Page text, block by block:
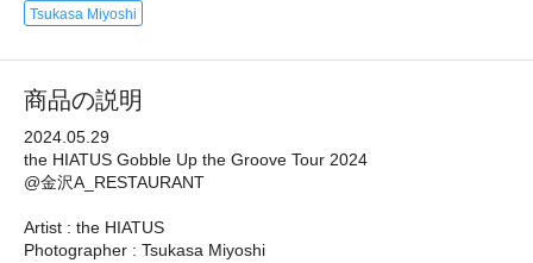
Tsukasa Miyoshi
商品の説明
2024.05.29
the HIATUS Gobble Up the Groove Tour 2024
@金沢A_RESTAURANT
Artist : the HIATUS
Photographer : Tsukasa Miyoshi